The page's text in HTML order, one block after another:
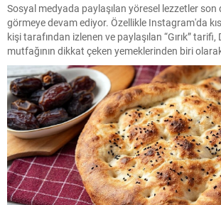
Sosyal medyada paylaşılan yöresel lezzetler
görmeye devam ediyor. Özellikle Instagram'da
kişi tarafından izlenen ve paylaşılan “Gırık” tarifi,
mutfağının dikkat çeken yemeklerinden biri